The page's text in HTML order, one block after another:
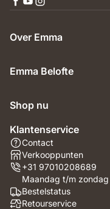
Over Emma
Emma Belofte
Shop nu
Klantenservice
Contact
Verkooppunten
+31 97010208689
Maandag t/m
Bestelstatus
Retourservice